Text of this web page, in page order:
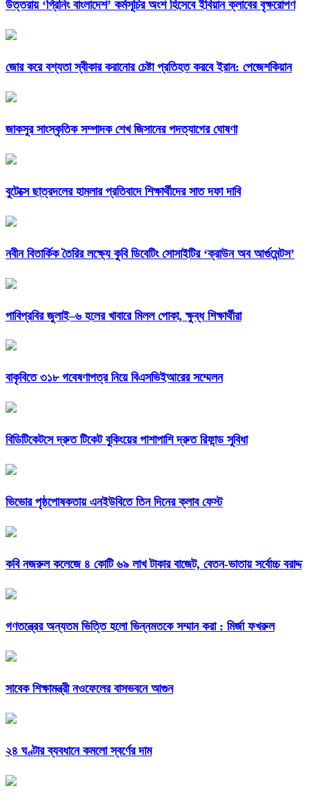
উত্তরায় ‘গ্রিনিং বাংলাদেশ’ কর্মসূচির অংশ হিসেবে ইবিয়ান ক্লাবের বৃক্ষরোপণ
জোর করে বশ্যতা স্বীকার করানোর চেষ্টা প্রতিহত করবে ইরান: পেজেশকিয়ান
জাকসুর সাংস্কৃতিক সম্পাদক শেখ জিসানের পদত্যাগের ঘোষণা
বুটেক্সে ছাত্রদলের হামলার প্রতিবাদে শিক্ষার্থীদের সাত দফা দাবি
নবীন বিতার্কিক তৈরির লক্ষ্যে কুবি ডিবেটিং সোসাইটির ‘ক্রাউন অব আর্গুমেন্টস’
পাবিপ্রবির জুলাই–৬ হলের খাবারে মিলল পোকা, ক্ষুব্ধ শিক্ষার্থীরা
বাকৃবিতে ৩১৮ গবেষণাপত্র নিয়ে বিএসভিইআরের সম্মেলন
বিডিটিকেটসে দ্রুত টিকেট বুকিংয়ের পাশাপাশি দ্রুত রিফান্ড সুবিধা
ভিভোর পৃষ্ঠপোষকতায় এনইউবিতে তিন দিনের ক্লাব ফেস্ট
কবি নজরুল কলেজে ৪ কোটি ৬৯ লাখ টাকার বাজেট, বেতন-ভাতায় সর্বোচ্চ বরাদ্দ
গণতন্ত্রের অন্যতম ভিত্তি হলো ভিন্নমতকে সম্মান করা : মির্জা ফখরুল
সাবেক শিক্ষামন্ত্রী নওফেলের বাসভবনে আগুন
২৪ ঘণ্টার ব্যবধানে কমলো স্বর্ণের দাম